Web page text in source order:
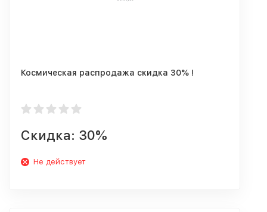
Космическая распродажа скидка 30% !
Скидка: 30%
Не действует